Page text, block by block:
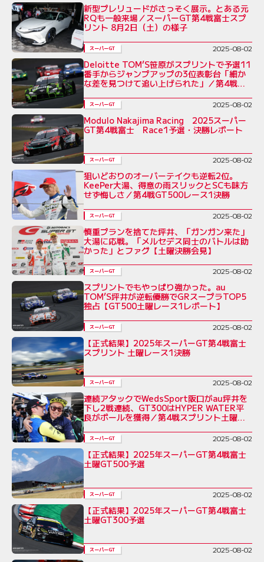
新型プレリュードがさっそく展示。とある元
RQも一般来場／スーパーGT第4戦富士スプ
リント 8月2日（土）の様子
スーパーGT 2025-08-02
Deloitte TOM’S笹原がスプリントで予選11
番手からジャンプアップの3位表彰台「細か
な差を見つけて追い上げられた」／第4戦土
スーパーGT 2025-08-02
Modulo Nakajima Racing 2025スーパー
GT第4戦富士 Race1予選・決勝レポート
スーパーGT 2025-08-02
狙いどおりのオーバーテイクも逆転2位。
KeePer大湯、得意の雨スリックとSCも味方
せず悔しさ／第4戦GT500レース1決勝
スーパーGT 2025-08-02
慎重プランを捨てた坪井、「ガンガン来た」
大湯に応戦。「メルセデス同士のバトルは助
かった」とファグ【土曜決勝会見】
スーパーGT 2025-08-02
スプリントでもやっぱり強かった。au
TOM’S坪井が逆転優勝でGRスープラTOP5
独占【GT500土曜レース1レポート】
スーパーGT 2025-08-02
【正式結果】2025年スーパーGT第4戦富士
スプリント 土曜レース1決勝
スーパーGT 2025-08-02
連続アタックでWedsSport阪口がau坪井を
下し2戦連続、GT300はHYPER WATER平
良がポールを獲得／第4戦スプリント土曜予
スーパーGT 2025-08-02
【正式結果】2025年スーパーGT第4戦富士
土曜GT500予選
スーパーGT 2025-08-02
【正式結果】2025年スーパーGT第4戦富士
土曜GT300予選
スーパーGT 2025-08-02